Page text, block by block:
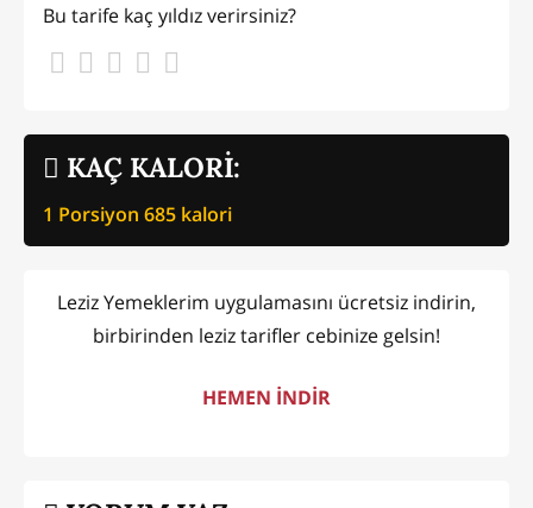
KAÇ KALORİ:
1 Porsiyon 685 kalori
Bu tarife kaç yıldız verirsiniz?
Leziz Yemeklerim uygulamasını ücretsiz indirin,
birbirinden leziz tarifler cebinize gelsin!
HEMEN İNDİR